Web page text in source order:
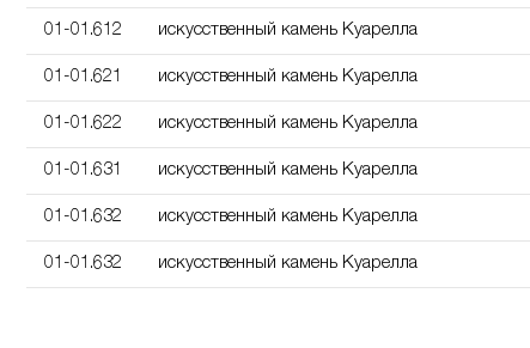
01-01.612 искусственный камень Куарелла
01-01.621 искусственный камень Куарелла
01-01.622 искусственный камень Куарелла
01-01.631 искусственный камень Куарелла
01-01.632 искусственный камень Куарелла
01-01.632 искусственный камень Куарелла